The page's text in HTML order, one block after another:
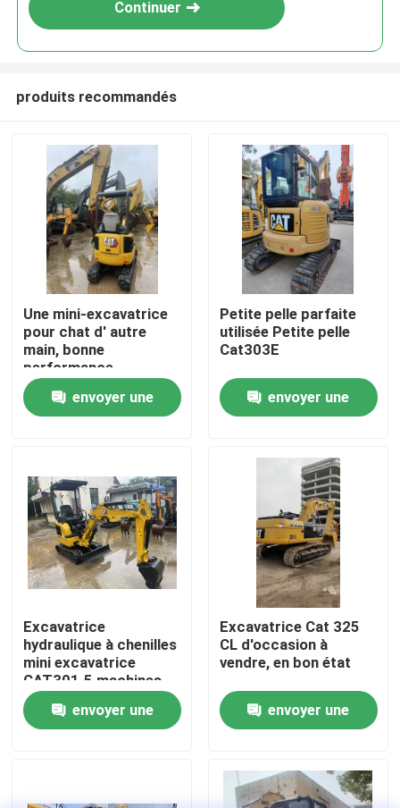
À la maison
Produits
Vidéos
Visite de l'usine
Contrôle de la qualité
Nous contacter
Demandez un devis
Machines de construction utilisées
Continuer
produits recommandés
Une mini-excavatrice
pour chat d' autre
main, bonne
performance,
disponible à un prix
raisonnable.envoyer une
Petite pelle parfaite
utilisée Petite pelle
Cat303E
envoyer une
Excavatrice
hydraulique à chenilles
mini excavatrice
CAT301.5 machines
d'occasion
envoyer une
Excavatrice Cat 325
CL d'occasion à
vendre, en bon état
envoyer une